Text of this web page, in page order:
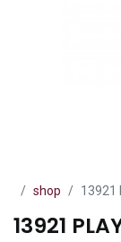
shop 13921
13921